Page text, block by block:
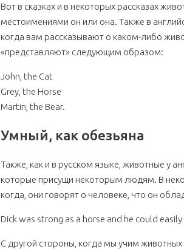
Вот в сказках и в некоторых рассказах
местоимениями он или она. Также в
когда вам рассказывают о каком-либо
«представляют» следующим образом:
John, the Cat
Grey, the Horse
Martin, the Bear.
Умный, как обезьяна
Также, как и в русском языке, животные у
которые присущи некоторым людям. В
когда, они говорят о человеке, что он
Dick was strong as a horse and he could
С другой стороны, когда мы учим животных